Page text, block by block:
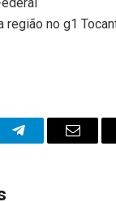
região no g1
TelegramEmail